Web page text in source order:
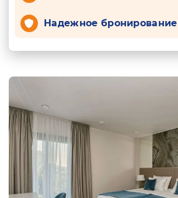
Надежное бронирование